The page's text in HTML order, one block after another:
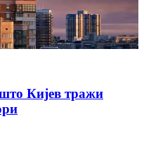
Кијев тражи